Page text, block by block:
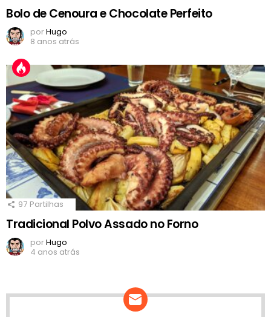
Bolo de Cenoura e Chocolate Perfeito
porHugo
8 anos atrás
97 Partilhas
Tradicional Polvo Assado no Forno
porHugo
4 anos atrás